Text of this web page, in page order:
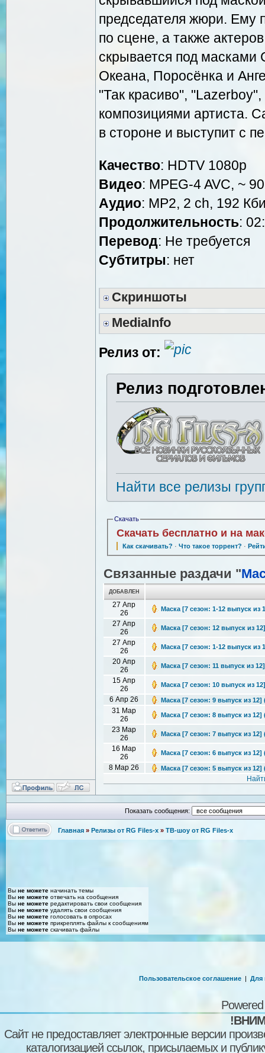
председателя жюри. Ему
по сцене, а также
скрывается под
Океана, Поросёнка и
"Так красиво",
композициями артиста.
в стороне и выступит с
Качество: HDTV 1080р
Видео: MPEG-4 AVC, ~
Аудио: MP2, 2 ch, 192
Продолжительность:
Перевод: Не требуется
Субтитры: нет
Скриншоты
MediaInfo
Релиз от:
Релиз
Найти все релизы
Скачать
Скачать бесплатно и на
Как скачивать? · Что такое торрент? ·
Связанные раздачи "
ДОБАВЛЕН
27 Апр
26
Маска [7 сезон: 1-12 выпуск из
27 Апр
26
Маска [7 сезон: 12 выпуск из
27 Апр
26
Маска [7 сезон: 1-12 выпуск из
20 Апр
26
Маска [7 сезон: 11 выпуск из
15 Апр
26
Маска [7 сезон: 10 выпуск из
6 Апр 26 Маска [7 сезон: 9 выпуск из 12]
31 Мар
26
Маска [7 сезон: 8 выпуск из 12]
23 Мар
26
Маска [7 сезон: 7 выпуск из 12]
16 Мар
26
Маска [7 сезон: 6 выпуск из 12]
8 Мар 26 Маска [7 сезон: 5 выпуск из 12]
Показать сообщения:
Главная » Релизы от RG Files-x » ТВ-шоу от RG Files-x
Вы не можете начинать темы
Вы не можете отвечать на сообщения
Вы не можете редактировать свои сообщения
Вы не можете удалять свои сообщения
Вы не можете голосовать в опросах
Вы не можете прикреплять файлы к сообщениям
Вы не можете скачивать файлы
Пользовательское соглашение | Для
Сайт не предоставляет электронные версии
каталогизацией ссылок, присылаемых и